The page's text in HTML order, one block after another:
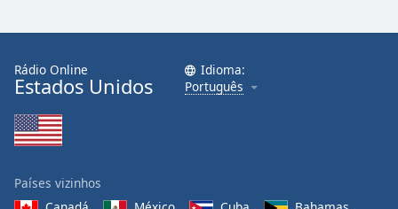
Rádio Online
Estados Unidos
Idioma:
Português
Países vizinhos